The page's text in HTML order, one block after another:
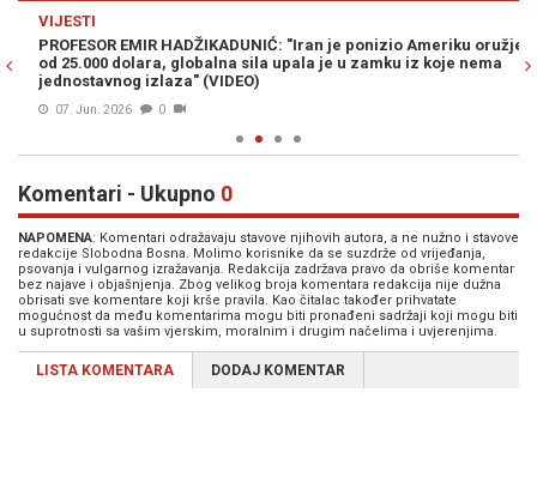
VIJESTI
PROFESOR EMIR HADŽIKADUNIĆ: "Iran je ponizio Ameriku oružjem
od 25.000 dolara, globalna sila upala je u zamku iz koje nema
jednostavnog izlaza" (VIDEO)
07. Jun. 2026 0
Komentari - Ukupno 0
NAPOMENA: Komentari odražavaju stavove njihovih autora, a ne nužno i stavove
redakcije Slobodna Bosna. Molimo korisnike da se suzdrže od vrijeđanja,
psovanja i vulgarnog izražavanja. Redakcija zadržava pravo da obriše komentar
bez najave i objašnjenja. Zbog velikog broja komentara redakcija nije dužna
obrisati sve komentare koji krše pravila. Kao čitalac također prihvatate
mogućnost da među komentarima mogu biti pronađeni sadržaji koji mogu biti
u suprotnosti sa vašim vjerskim, moralnim i drugim načelima i uvjerenjima.
LISTA KOMENTARA DODAJ KOMENTAR